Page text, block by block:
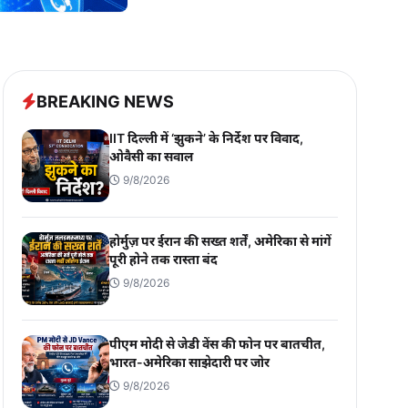
BREAKING NEWS
IIT दिल्ली में ‘झुकने’ के निर्देश पर विवाद,
ओवैसी का सवाल
9/8/2026
होर्मुज़ पर ईरान की सख्त शर्तें, अमेरिका से मांगें
पूरी होने तक रास्ता बंद
9/8/2026
पीएम मोदी से जेडी वेंस की फोन पर बातचीत,
भारत-अमेरिका साझेदारी पर जोर
9/8/2026